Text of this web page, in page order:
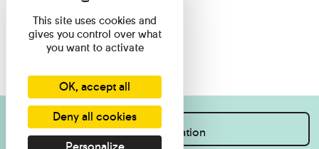
I want information
This site uses cookies and
gives you control over what
you want to activate
OK, accept all
Deny all cookies